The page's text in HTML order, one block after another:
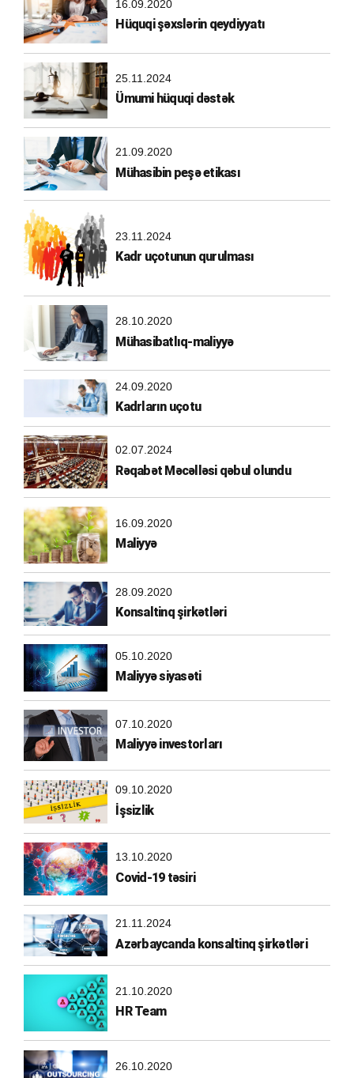
16.09.2020
Hüquqi şəxslərin qeydiyyatı
25.11.2024
Ümumi hüquqi dəstək
21.09.2020
Mühasibin peşə etikası
23.11.2024
Kadr uçotunun qurulması
28.10.2020
Mühasibatlıq-maliyyə
24.09.2020
Kadrların uçotu
02.07.2024
Rəqabət Məcəlləsi qəbul olundu
16.09.2020
Maliyyə
28.09.2020
Konsaltinq şirkətləri
05.10.2020
Maliyyə siyasəti
07.10.2020
Maliyyə investorları
09.10.2020
İşsizlik
13.10.2020
Covid-19 təsiri
21.11.2024
Azərbaycanda konsaltinq şirkətləri
21.10.2020
HR Team
26.10.2020